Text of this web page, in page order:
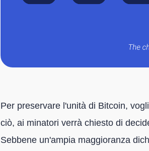
Per preservare l'unità di Bitcoin,
ciò, ai minatori verrà chiesto di
Sebbene un'ampia maggioranza